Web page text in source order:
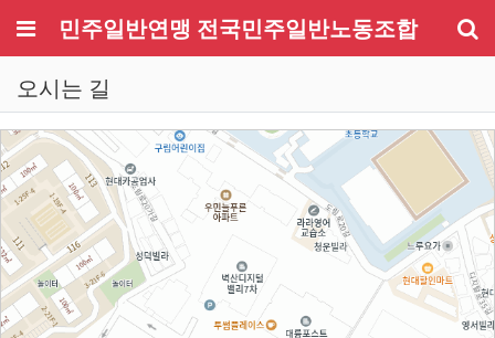
메뉴민주일반연맹 전국민주일반노동조합
오시는 길